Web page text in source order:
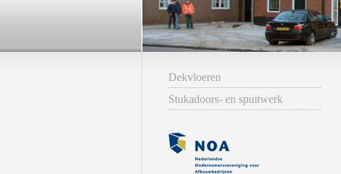
Dekvloeren
Stukadoors- en spuitwerk